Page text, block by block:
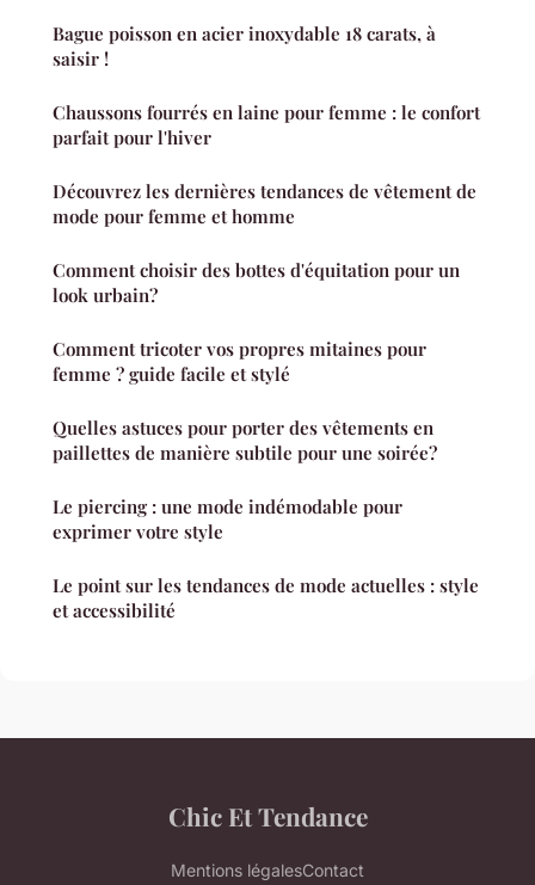
Bague poisson en acier inoxydable 18 carats, à
saisir !
Chaussons fourrés en laine pour femme : le confort
parfait pour l'hiver
Découvrez les dernières tendances de vêtement de
mode pour femme et homme
Comment choisir des bottes d'équitation pour un
look urbain?
Comment tricoter vos propres mitaines pour
femme ? guide facile et stylé
Quelles astuces pour porter des vêtements en
paillettes de manière subtile pour une soirée?
Le piercing : une mode indémodable pour
exprimer votre style
Le point sur les tendances de mode actuelles : style
et accessibilité
Chic Et Tendance
Mentions légalesContact